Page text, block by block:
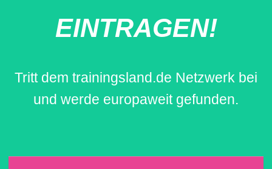
EINTRAGEN!
Tritt dem trainingsland.de Netzwerk bei
und werde europaweit gefunden.